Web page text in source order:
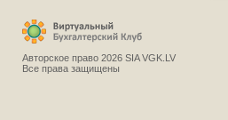
Авторское право 2026 SIA VGK.LV
Все права защищены